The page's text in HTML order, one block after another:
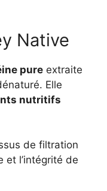
Native
pure extraite
Elle
nutritifs
de filtration
et l’intégrité de